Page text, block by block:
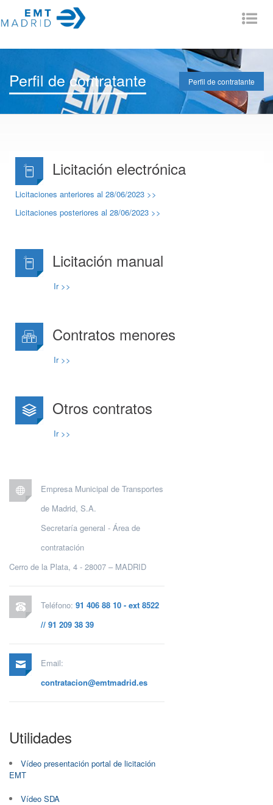
Perfil de contratante Perfil de contratante
Licitación electrónica
Licitaciones anteriores al 28/06/2023 >>
Licitaciones posteriores al 28/06/2023 >>
Licitación manual
Ir >>
Contratos menores
Ir >>
Otros contratos
Ir >>
Empresa Municipal de Transportes
de Madrid, S.A.
Secretaría general - Área de
contratación
Cerro de la Plata, 4 - 28007 – MADRID
Teléfono: 91 406 88 10 - ext 8522
// 91 209 38 39
Email:
contratacion@emtmadrid.es
Utilidades
Vídeo presentación portal de licitación
EMT
Vídeo SDA